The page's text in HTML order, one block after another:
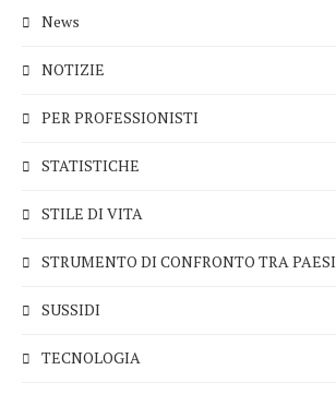
News
NOTIZIE
PER PROFESSIONISTI
STATISTICHE
STILE DI VITA
STRUMENTO DI CONFRONTO TRA PAESI
SUSSIDI
TECNOLOGIA